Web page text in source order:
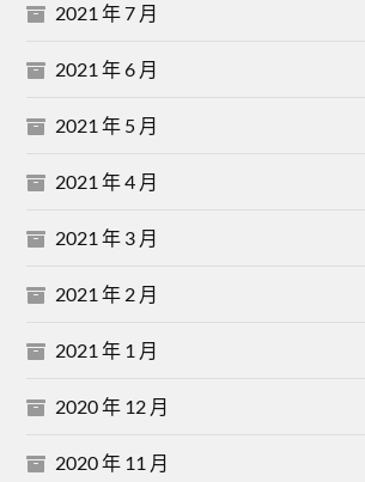
2021 年 7 月
2021 年 6 月
2021 年 5 月
2021 年 4 月
2021 年 3 月
2021 年 2 月
2021 年 1 月
2020 年 12 月
2020 年 11 月